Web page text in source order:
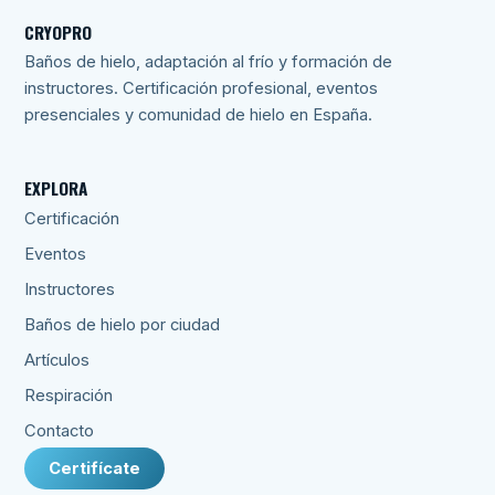
CRYOPRO
Baños de hielo, adaptación al frío y formación de
instructores. Certificación profesional, eventos
presenciales y comunidad de hielo en España.
EXPLORA
Certificación
Eventos
Instructores
Baños de hielo por ciudad
Artículos
Respiración
Contacto
Certifícate